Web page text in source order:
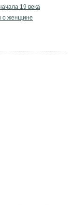
19 века
о женщине